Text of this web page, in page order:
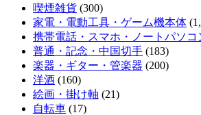
喫煙雑貨 (300)
家電・電動工具・ゲーム機本体
携帯電話・スマホ・ノートパソコ
普通・記念・中国切手 (183)
楽器・ギター・管楽器 (200)
洋酒 (160)
絵画・掛け軸 (21)
自転車 (17)